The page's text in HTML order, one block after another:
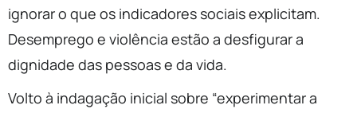
ignorar o que os indicadores sociais explicitam.
Desemprego e violência estão a desfigurar a
dignidade das pessoas e da vida.
Volto à indagação inicial sobre “experimentar a